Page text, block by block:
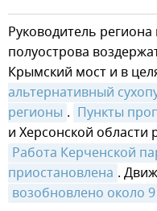
Руководитель
полуострова
Крымский мост и в
альтернативный
регионы . Пункты
и Херсонской
Работа Керченской
приостановлена .
возобновлено около